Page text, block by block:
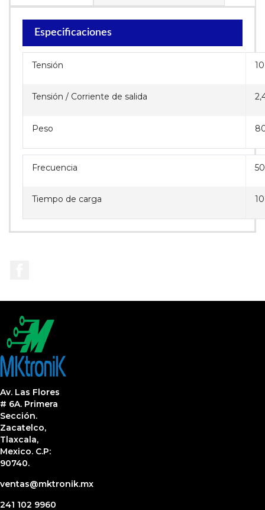
Especificaciones
Tensión
Tensión / Corriente de salida
Peso
Frecuencia
Tiempo de carga
Av. Las Flores
# 6A. Primera
Sección.
Zacatelco,
Tlaxcala,
Mexico. C.P:
90740.
ventas@mktronik.mx
241 102 9960